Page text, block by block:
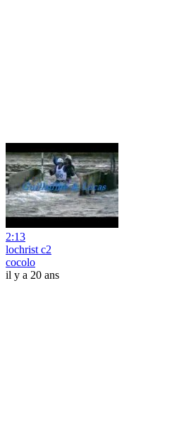
2:13
lochrist c2
cocolo
il y a 20 ans